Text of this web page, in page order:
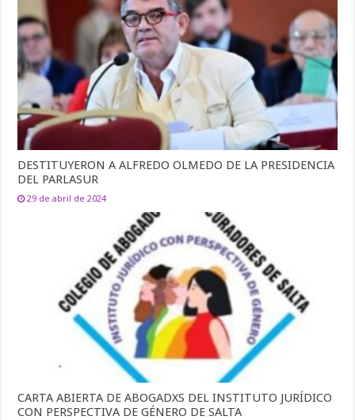
DESTITUYERON A ALFREDO OLMEDO DE LA PRESIDENCIA
DEL PARLASUR
29 de abril de 2024
CARTA ABIERTA DE ABOGADXS DEL INSTITUTO JURÍDICO
CON PERSPECTIVA DE GÉNERO DE SALTA